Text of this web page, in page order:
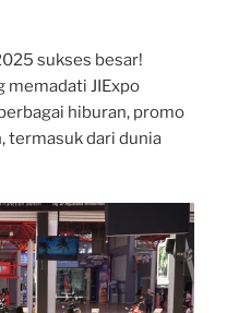
sukses besar!
memadati JIExpo
hiburan, promo
termasuk dari dunia